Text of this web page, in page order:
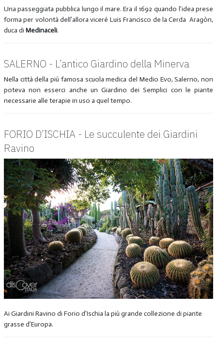
Una passeggiata pubblica lungo il mare. Era il 1692 quando l’idea prese
forma per volontà dell’allora viceré Luis Francisco de la Cerda Aragòn,
duca di Medinaceli.
SALERNO - L’antico Giardino della Minerva
Nella città della più famosa scuola medica del Medio Evo, Salerno, non
poteva non esserci anche un Giardino dei Semplici con le piante
necessarie alle terapie in uso a quel tempo.
FORIO D’ISCHIA - Le succulente dei Giardini
Ravino
Ai Giardini Ravino di Forio d’Ischia la più grande collezione di piante
grasse d’Europa.